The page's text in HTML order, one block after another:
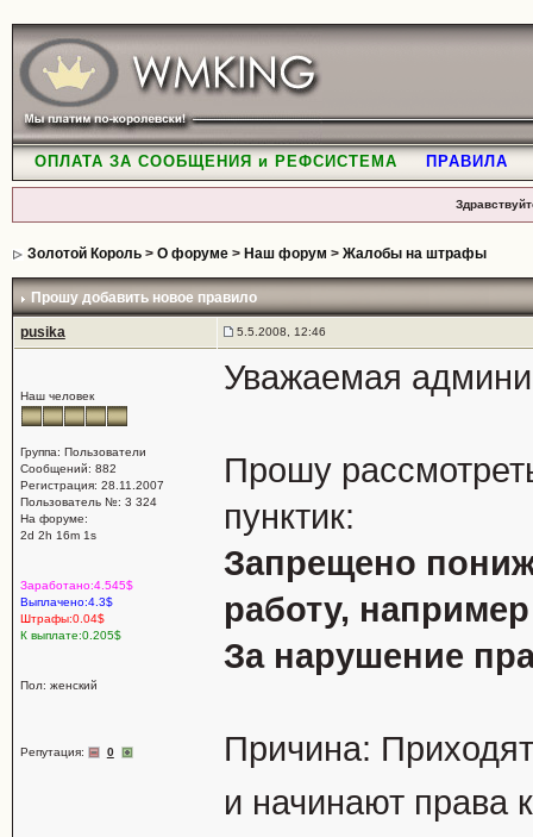
ОПЛАТА ЗА СООБЩЕНИЯ и РЕФСИСТЕМА ПРАВИЛА
Золотой Король> О форуме> Наш форум > Жалобы на штрафы
Прошу добавить новое правило
pusika 5.5.2008, 12:46
Наш человек
Группа: Пользователи
Сообщений: 882
Регистрация: 28.11.2007
Пользователь №: 3 324
На форуме:
2d 2h 16m 1s
Заработано:4.545$
Выплачено:4.3$
Штрафы:0.04$
К выплате:0.205$
Пол: женский
Репутация: 0
Уважаемая
Прошу
пунктик:
Запрещено
работу,
За нарушение
Причина:
и начинают права